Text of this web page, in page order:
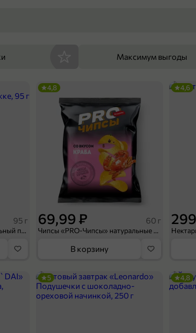
Максимум выгоды
95 г
Мороженое «Medino» ванильный пломбир в рожке, 95 г
69,99 ₽ 60 г
Чипсы «PRO-Чипсы» натуральные картофельные со вкусом краба, 60 г
4,8
В корзину
4,6
5 4,8